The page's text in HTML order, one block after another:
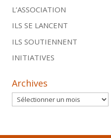
L’ASSOCIATION
ILS SE LANCENT
ILS SOUTIENNENT
INITIATIVES
Archives
Archives